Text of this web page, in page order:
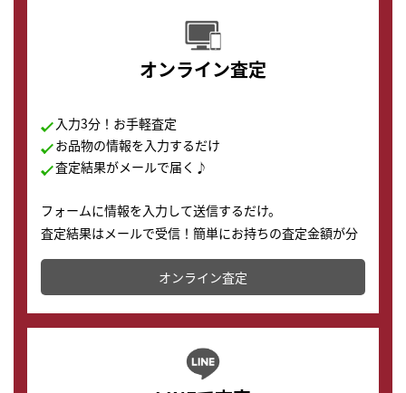
オンライン査定
入力3分！お手軽査定
お品物の情報を入力するだけ
査定結果がメールで届く♪
フォームに情報を入力して送信するだけ。
査定結果はメールで受信！簡単にお持ちの査定金額が分
かります。
オンライン査定